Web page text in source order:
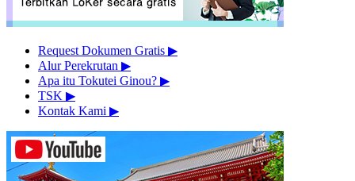
Request Dokumen Gratis ▶︎
Alur Perekrutan ▶︎
Apa itu Tokutei Ginou? ▶︎
TSK ▶︎
Kontak Kami ▶︎